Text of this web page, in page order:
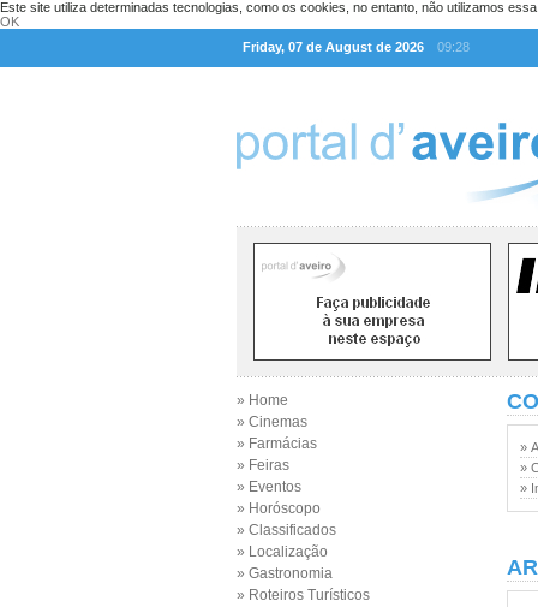
Este site utiliza determinadas tecnologias, como os cookies, no entanto, não utilizamos
OK
Friday, 07 de August de 2026
09:28
» Home
» Cinemas
» Farmácias
» Feiras
» Eventos
» Horóscopo
» Classificados
» Localização
» Gastronomia
» Roteiros Turísticos
»
»
»